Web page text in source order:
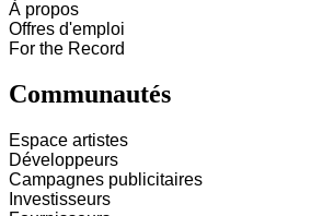
À propos
Offres d'emploi
For the Record
Communautés
Espace artistes
Développeurs
Campagnes publicitaires
Investisseurs